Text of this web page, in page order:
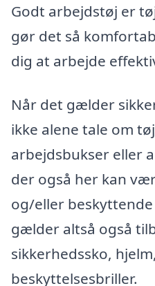
Godt arbejdstøj er
gør det så
dig at arbejde
Når det gælder
ikke alene tale om
arbejdsbukser eller
der også her kan
og/eller
gælder altså også
sikkerhedssko,
beskyttelsesbriller.